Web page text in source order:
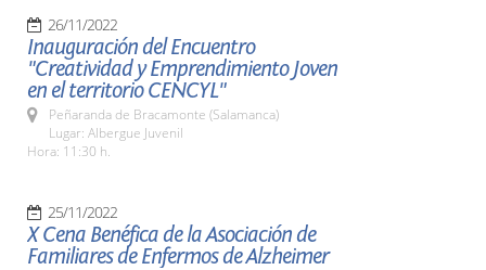
26/11/2022
Inauguración del Encuentro
"Creatividad y Emprendimiento Joven
en el territorio CENCYL"
Peñaranda de Bracamonte (Salamanca)
Lugar: Albergue Juvenil
Hora: 11:30 h.
25/11/2022
X Cena Benéfica de la Asociación de
Familiares de Enfermos de Alzheimer